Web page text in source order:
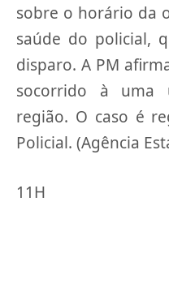
sobre o horário da
saúde do policial,
disparo. A PM
socorrido à uma
região. O caso é
Policial. (Agência
11H